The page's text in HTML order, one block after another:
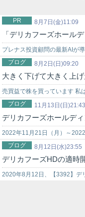
8月7日(金)11:09
PR
「デリカフーズホール
プレナス投資顧問の最新AIが
用した株式投資を始めてみま
8月2日(日)09:20
ブログ
大きく下げて大きく上
売買益で株を買っています 私
を作ることも多いですから気
ま…
11月13日(日)21:43
ブログ
デリカフーズホールデ
2022年11月21日（月）～
いる、デリカフーズホールデ
8月12日(水)23:55
ブログ
デリカフーズHDの適時
2020年8月12日、【3392】デ
したね。株主優待制度の一